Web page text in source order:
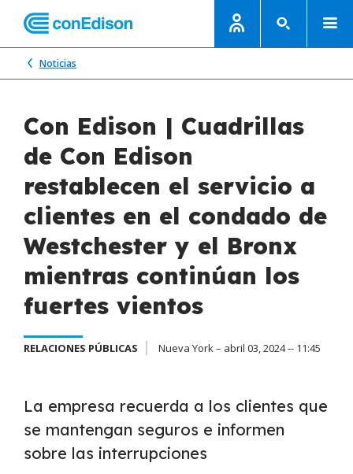
Noticias
Con Edison | Cuadrillas
de Con Edison
restablecen el servicio a
clientes en el condado de
Westchester y el Bronx
mientras continúan los
fuertes vientos
RELACIONES PÚBLICAS Nueva York – abril 03, 2024 -- 11:45
La empresa recuerda a los clientes que
se mantengan seguros e informen
sobre las interrupciones